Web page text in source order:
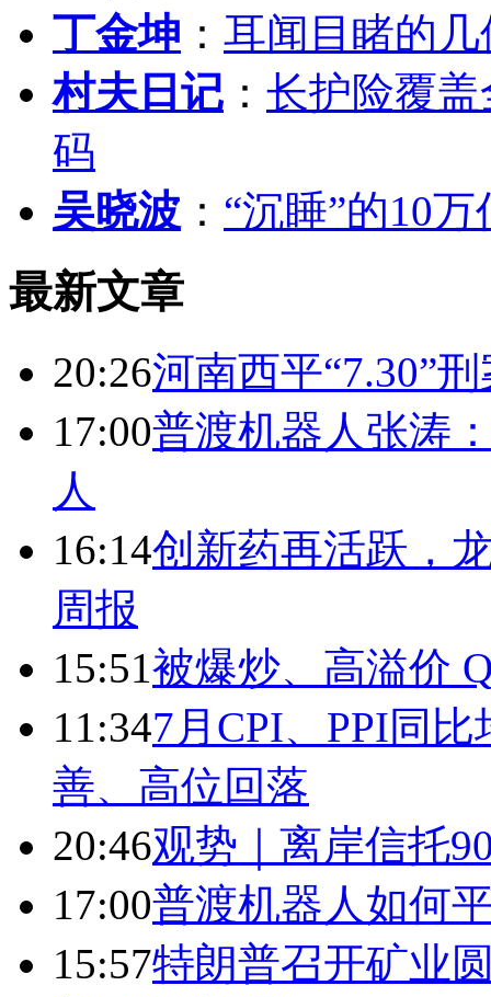
丁金坤 ： 耳闻目睹的
村夫日记 ： 长护险覆
码
吴晓波 ： “沉睡”的10
最新文章
20:26河南西平“7.30”
17:00普渡机器人张涛
人
16:14创新药再活跃，
周报
15:51被爆炒、高溢价
11:347月CPI、PPI同
善、高位回落
20:46观势｜离岸信托
17:00普渡机器人如何
15:57特朗普召开矿业